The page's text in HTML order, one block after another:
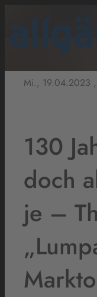
Mi., 19.04.2023
130
doch
je –